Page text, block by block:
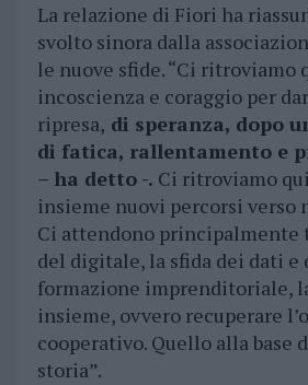
La relazione di Fiori ha
svolto sinora dalla
le nuove sfide. “Ci ritroviamo
incoscienza e coraggio per
ripresa, di speranza, dopo
di fatica, rallentamento e
– ha detto -. Ci ritroviamo
insieme nuovi percorsi verso
Ci attendono principalmente
del digitale, la sfida dei dati e
formazione imprenditoriale,
insieme, ovvero recuperare
cooperativo. Quello alla base
storia”.